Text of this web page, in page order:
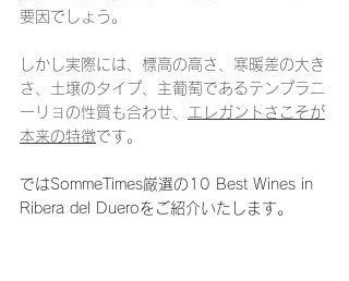
要因でしょう。
しかし実際には、標高の高さ、寒暖差の大き
さ、土壌のタイプ、主葡萄であるテンプラニ
ーリョの性質も合わせ、
エレガントさこそが
本来の特徴です。
ではSommeTimes厳選の10 Best Wines in
Ribera del Dueroをご紹介いたします。